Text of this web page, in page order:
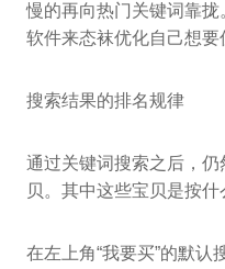
慢的再向热门关键词靠
软件来态袜优化自己想要
搜索结果的排名规律
通过关键词搜索之后，
贝。其中这些宝贝是按
在左上角“我要买”的默认